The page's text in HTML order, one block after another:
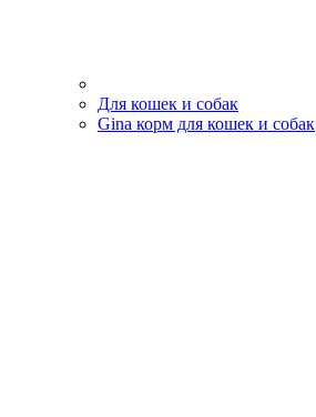
Для кошек и собак
Gina корм для кошек и собак